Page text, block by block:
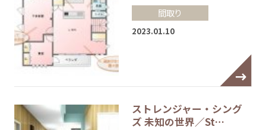
間取り
2023.01.10
ストレンジャー・シング
ズ 未知の世界／St…